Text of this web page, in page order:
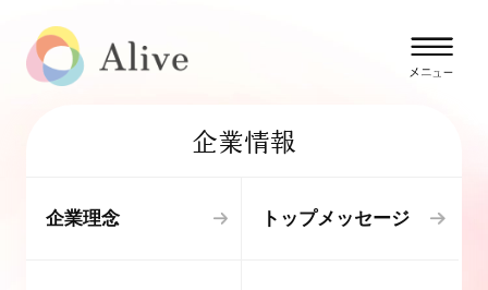
企業情報
企業理念 トップメッセージ